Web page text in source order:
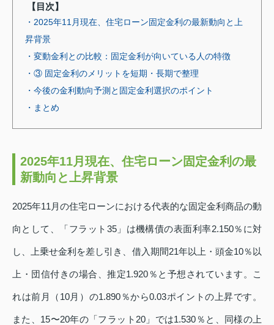
【目次】
・2025年11月現在、住宅ローン固定金利の最新動向と上
昇背景
・変動金利との比較：固定金利が向いている人の特徴
・③ 固定金利のメリットを短期・長期で整理
・今後の金利動向予測と固定金利選択のポイント
・まとめ
2025年11月現在、住宅ローン固定金利の最
新動向と上昇背景
2025年11月の住宅ローンにおける代表的な固定金利商品の動
向として、「フラット35」は機構債の表面利率2.150％に対
し、上乗せ金利を差し引き、借入期間21年以上・頭金10％以
上・団信付きの場合、推定1.920％と予想されています。こ
れは前月（10月）の1.890％から0.03ポイントの上昇です。
また、15〜20年の「フラット20」では1.530％と、同様の上